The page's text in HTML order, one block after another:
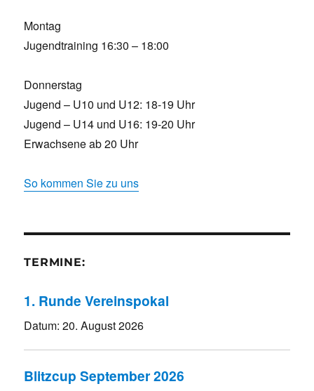
Montag
Jugendtraining 16:30 – 18:00
Donnerstag
Jugend – U10 und U12: 18-19 Uhr
Jugend – U14 und U16: 19-20 Uhr
Erwachsene ab 20 Uhr
So kommen Sie zu uns
TERMINE:
1. Runde Vereinspokal
Datum:20. August 2026
Blitzcup September 2026